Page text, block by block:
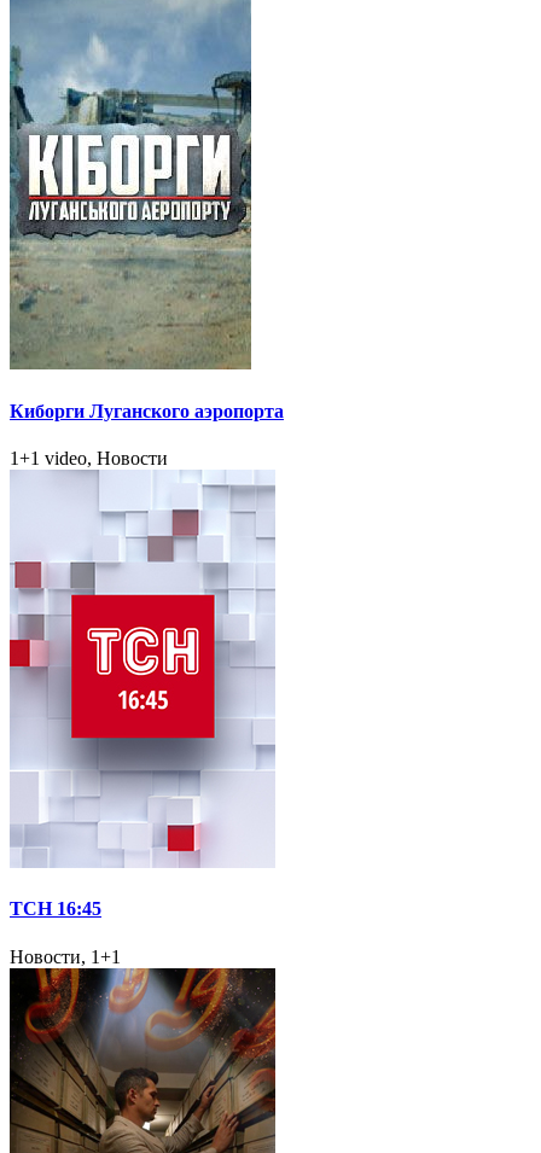
Киборги Луганского аэропорта
1+1 video, Новости
ТСН 16:45
Новости, 1+1